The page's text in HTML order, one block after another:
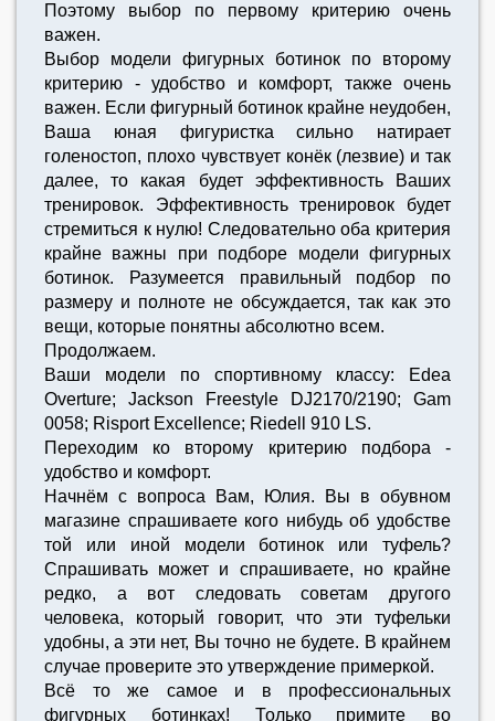
Поэтому выбор по первому критерию очень
важен.
Выбор модели фигурных ботинок по второму
критерию - удобство и комфорт, также очень
важен. Если фигурный ботинок крайне неудобен,
Ваша юная фигуристка сильно натирает
голеностоп, плохо чувствует конёк (лезвие) и так
далее, то какая будет эффективность Ваших
тренировок. Эффективность тренировок будет
стремиться к нулю! Следовательно оба критерия
крайне важны при подборе модели фигурных
ботинок. Разумеется правильный подбор по
размеру и полноте не обсуждается, так как это
вещи, которые понятны абсолютно всем.
Продолжаем.
Ваши модели по спортивному классу: Edea
Overture; Jackson Freestyle DJ2170/2190; Gam
0058; Risport Excellence; Riedell 910 LS.
Переходим ко второму критерию подбора -
удобство и комфорт.
Начнём с вопроса Вам, Юлия. Вы в обувном
магазине спрашиваете кого нибудь об удобстве
той или иной модели ботинок или туфель?
Спрашивать может и спрашиваете, но крайне
редко, а вот следовать советам другого
человека, который говорит, что эти туфельки
удобны, а эти нет, Вы точно не будете. В крайнем
случае проверите это утверждение примеркой.
Всё то же самое и в профессиональных
фигурных ботинках! Только примите во